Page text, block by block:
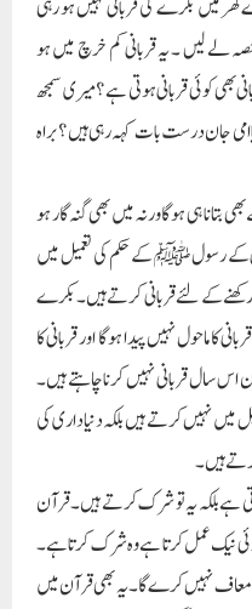
میں بکرے کی قربانی نہیں ہو رہی
لے لیں ۔ یہ قربانی کم خرچ میں ہو
بھی کوئی قربانی ہوتی ہے ؟ میری سمجھ
امی جان درست بات کہہ رہی ہیں ؟ براہ
بتانا ہی ہوگا ورنہ میں بھی گنہ گار ہو
کے رسول ﷺ کے حکم کی تعمیل میں
رکھنے کے لئے قربانی کرتے ہیں۔بکرے
کا ماحول نہیں پیدا ہوگا اور قربانی کا
اس سال قربانی نہیں کرنا چاہتے ہیں۔
میں نہیں کرتے ہیں بلکہ دنیاداری کی
ہیں۔
ہے بلکہ یہ تو شرک کرتے ہیں۔قرآن
نیک عمل کرتا ہے وہ شرک کرتا ہے۔
معاف نہیں کرے گا۔ یہ بھی قرآن میں